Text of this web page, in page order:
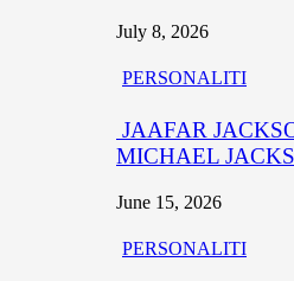
July 8, 2026
PERSONALITI
JAAFAR
MICHAEL
June 15, 2026
PERSONALITI